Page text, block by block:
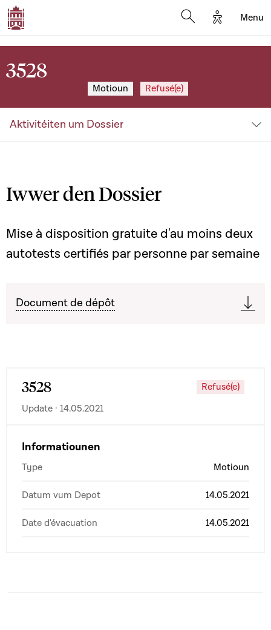
Options
Menu
3528
Motioun Refusé(e)
Aktivitéiten um Dossier
Iwwer den Dossier
Mise à disposition gratuite d'au moins deux
autotests certifiés par personne par semaine
Document de dépôt
3528
Refusé(e)
Update · 14.05.2021
Informatiounen
Type Motioun
Datum vum Depot 14.05.2021
Date d'évacuation 14.05.2021